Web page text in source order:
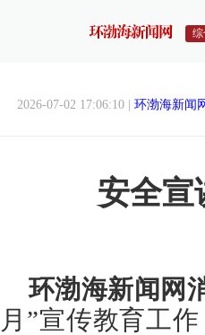
综
2026-07-02 17:06:10 | 环渤海新闻
安全宣
环渤海新闻网
月”宣传教育工